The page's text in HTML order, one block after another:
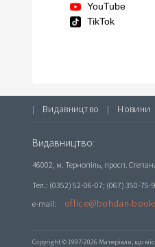
YouTube
TikTok
| Видавництво | Новини
Видавництво:
46002, м. Тернопіль, просп.
Тел.: (0352) 52-06-07; (067) 350-75-
e-mail:
office@bohdan-
Copyright © 1997-2026 Матеріали, що